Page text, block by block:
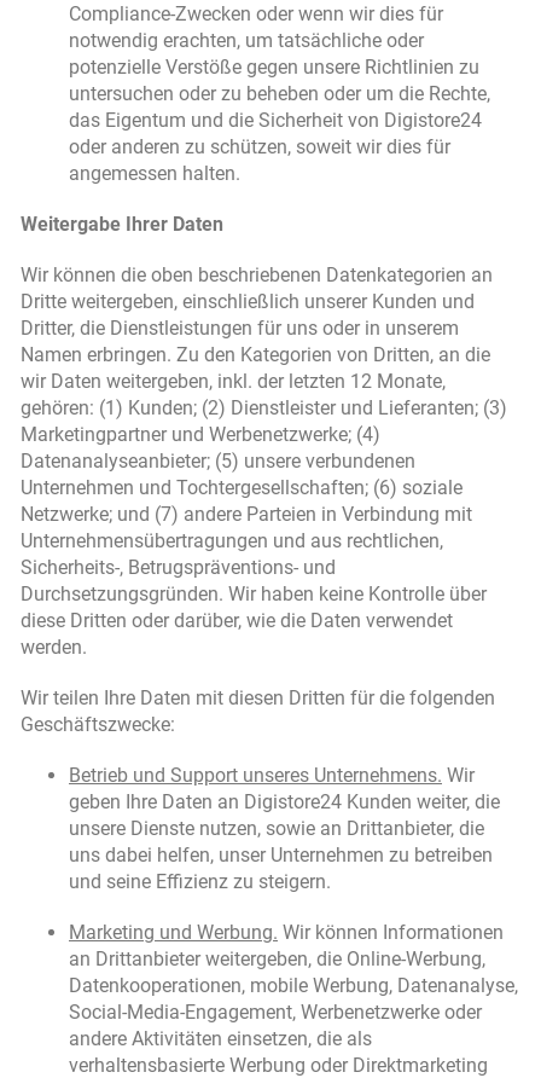
Compliance-Zwecken oder wenn wir dies für
notwendig erachten, um tatsächliche oder
potenzielle Verstöße gegen unsere Richtlinien zu
untersuchen oder zu beheben oder um die Rechte,
das Eigentum und die Sicherheit von Digistore24
oder anderen zu schützen, soweit wir dies für
angemessen halten.
Weitergabe Ihrer Daten
Wir können die oben beschriebenen Datenkategorien an
Dritte weitergeben, einschließlich unserer Kunden und
Dritter, die Dienstleistungen für uns oder in unserem
Namen erbringen. Zu den Kategorien von Dritten, an die
wir Daten weitergeben, inkl. der letzten 12 Monate,
gehören: (1) Kunden; (2) Dienstleister und Lieferanten; (3)
Marketingpartner und Werbenetzwerke; (4)
Datenanalyseanbieter; (5) unsere verbundenen
Unternehmen und Tochtergesellschaften; (6) soziale
Netzwerke; und (7) andere Parteien in Verbindung mit
Unternehmensübertragungen und aus rechtlichen,
Sicherheits-, Betrugspräventions- und
Durchsetzungsgründen. Wir haben keine Kontrolle über
diese Dritten oder darüber, wie die Daten verwendet
werden.
Wir teilen Ihre Daten mit diesen Dritten für die folgenden
Geschäftszwecke:
Betrieb und Support unseres Unternehmens. Wir
geben Ihre Daten an Digistore24 Kunden weiter, die
unsere Dienste nutzen, sowie an Drittanbieter, die
uns dabei helfen, unser Unternehmen zu betreiben
und seine Effizienz zu steigern.
Marketing und Werbung. Wir können Informationen
an Drittanbieter weitergeben, die Online-Werbung,
Datenkooperationen, mobile Werbung, Datenanalyse,
Social-Media-Engagement, Werbenetzwerke oder
andere Aktivitäten einsetzen, die als
verhaltensbasierte Werbung oder Direktmarketing